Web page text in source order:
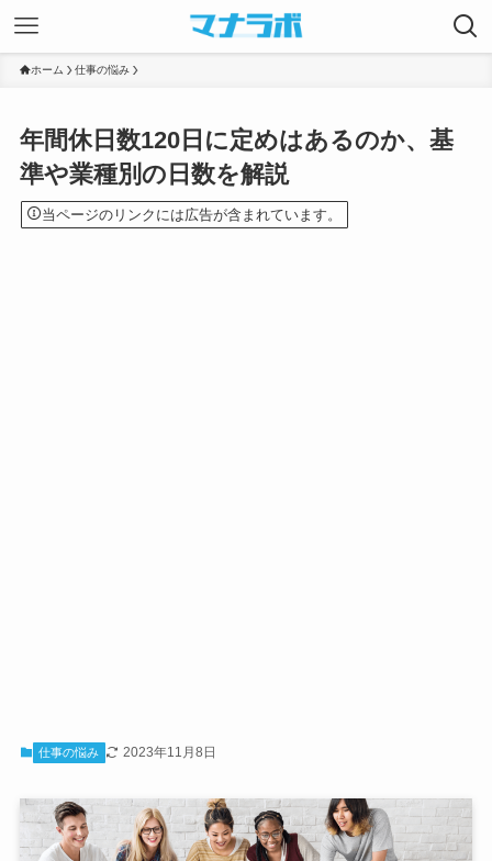
ホーム 仕事の悩み
年間休日数120日に定めはあるのか、基
準や業種別の日数を解説
当ページのリンクには広告が含まれています。
仕事の悩み 2023年11月8日